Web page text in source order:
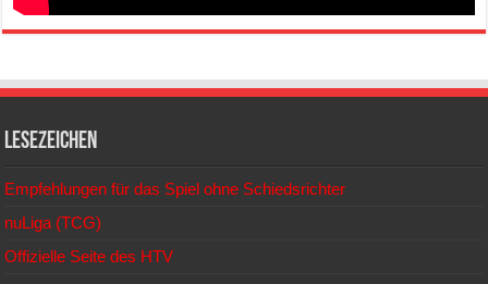
Lesezeichen
Empfehlungen für das Spiel ohne Schiedsrichter
nuLiga (TCG)
Offizielle Seite des HTV